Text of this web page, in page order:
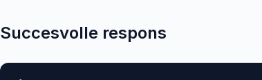
Succesvolle respons